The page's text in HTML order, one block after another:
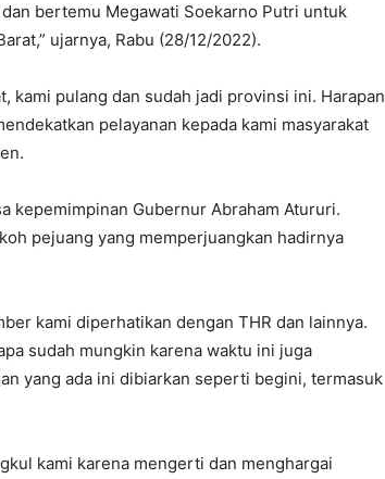
bertemu Megawati Soekarno Putri untuk
ujarnya, Rabu (28/12/2022).
kami pulang dan sudah jadi provinsi ini. Harapan
pelayanan kepada kami masyarakat
kepemimpinan Gubernur Abraham Atururi.
pejuang yang memperjuangkan hadirnya
kami diperhatikan dengan THR dan lainnya.
sudah mungkin karena waktu ini juga
yang ada ini dibiarkan seperti begini, termasuk
kami karena mengerti dan menghargai